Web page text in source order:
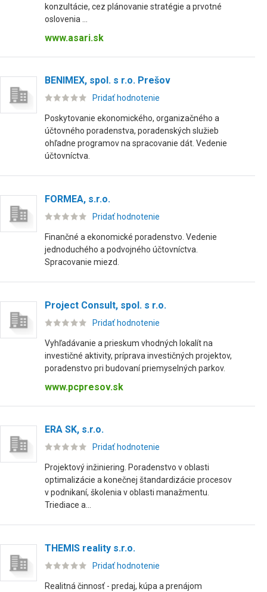
konzultácie, cez plánovanie stratégie a prvotné
oslovenia ...
www.asari.sk
BENIMEX, spol. s r.o. Prešov
Pridať hodnotenie
Poskytovanie ekonomického, organizačného a
účtovného poradenstva, poradenských služieb
ohľadne programov na spracovanie dát. Vedenie
účtovníctva.
FORMEA, s.r.o.
Pridať hodnotenie
Finančné a ekonomické poradenstvo. Vedenie
jednoduchého a podvojného účtovníctva.
Spracovanie miezd.
Project Consult, spol. s r.o.
Pridať hodnotenie
Vyhľadávanie a prieskum vhodných lokalít na
investičné aktivity, príprava investičných projektov,
poradenstvo pri budovaní priemyselných parkov.
www.pcpresov.sk
ERA SK, s.r.o.
Pridať hodnotenie
Projektový inžiniering. Poradenstvo v oblasti
optimalizácie a konečnej štandardizácie procesov
v podnikaní, školenia v oblasti manažmentu.
Triediace a...
THEMIS reality s.r.o.
Pridať hodnotenie
Realitná činnosť - predaj, kúpa a prenájom